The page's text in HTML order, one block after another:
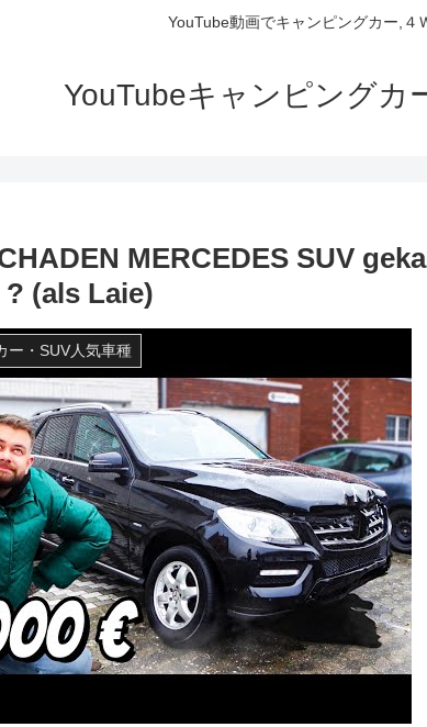
YouTube動画でキャンピングカー,４
YouTubeキャンピングカ
MERCEDES SUV
(als Laie)
ー・SUV人気車種